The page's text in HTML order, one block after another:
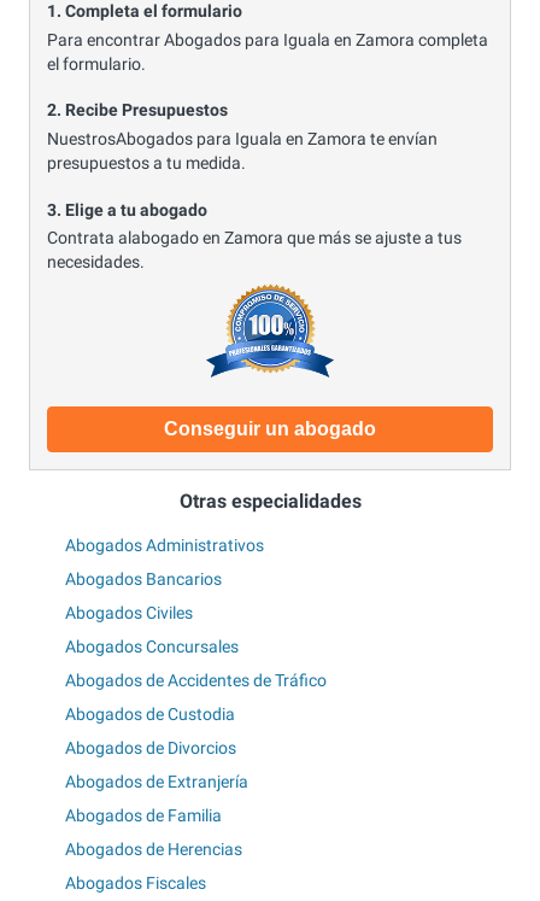
1. Completa el formulario
Para encontrar Abogados para Iguala en Zamora completa
el formulario.
2. Recibe Presupuestos
NuestrosAbogados para Iguala en Zamora te envían
presupuestos a tu medida.
3. Elige a tu abogado
Contrata alabogado en Zamora que más se ajuste a tus
necesidades.
Conseguir un abogado
Otras especialidades
Abogados Administrativos
Abogados Bancarios
Abogados Civiles
Abogados Concursales
Abogados de Accidentes de Tráfico
Abogados de Custodia
Abogados de Divorcios
Abogados de Extranjería
Abogados de Familia
Abogados de Herencias
Abogados Fiscales